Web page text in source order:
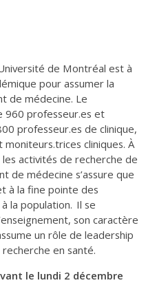
de Montréal est à
pour assumer la
de médecine. Le
960 professeur.es et
professeur.es de clinique,
cliniques. À
activités de recherche de
de médecine s’assure que
à la fine pointe des
la population. Il se
son caractère
un rôle de leadership
en santé.
le lundi 2 décembre